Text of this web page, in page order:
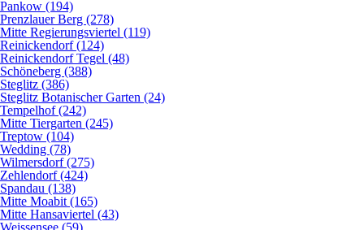
Pankow (194)
Prenzlauer Berg (278)
Mitte Regierungsviertel (119)
Reinickendorf (124)
Reinickendorf Tegel (48)
Schöneberg (388)
Steglitz (386)
Steglitz Botanischer Garten (24)
Tempelhof (242)
Mitte Tiergarten (245)
Treptow (104)
Wedding (78)
Wilmersdorf (275)
Zehlendorf (424)
Spandau (138)
Mitte Moabit (165)
Mitte Hansaviertel (43)
Weissensee (59)